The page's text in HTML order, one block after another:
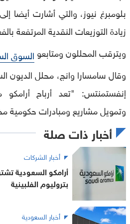
بلومبرغ نيوز، والتي أشارت أيضا
زيادة التوزيعات النقدية المرتفعة
ويترقب المحللون ومتابعو السوق
وقال سامسارا وانج، محلل الديون
إنفستمنتس: "تعد أرباح أرامكو
وتمويل مشاريع ومبادرات حكومية
أخبار ذات صلة
أخبار الشركات
بتروليوم الفلبينية
أخبار السعودية